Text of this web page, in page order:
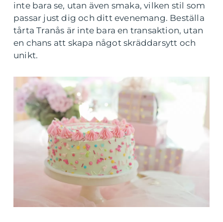
inte bara se, utan även smaka, vilken stil som
passar just dig och ditt evenemang. Beställa
tårta Tranås är inte bara en transaktion, utan
en chans att skapa något skräddarsytt och
unikt.